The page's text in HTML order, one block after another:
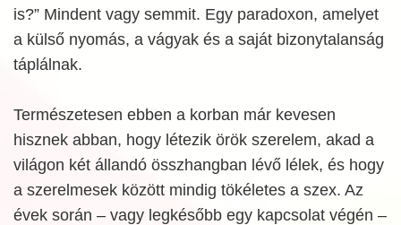
is?” Mindent vagy semmit. Egy paradoxon, amelyet
a külső nyomás, a vágyak és a saját bizonytalanság
táplálnak.
Természetesen ebben a korban már kevesen
hisznek abban, hogy létezik örök szerelem, akad a
világon két állandó összhangban lévő lélek, és hogy
a szerelmesek között mindig tökéletes a szex. Az
évek során – vagy legkésőbb egy kapcsolat végén –